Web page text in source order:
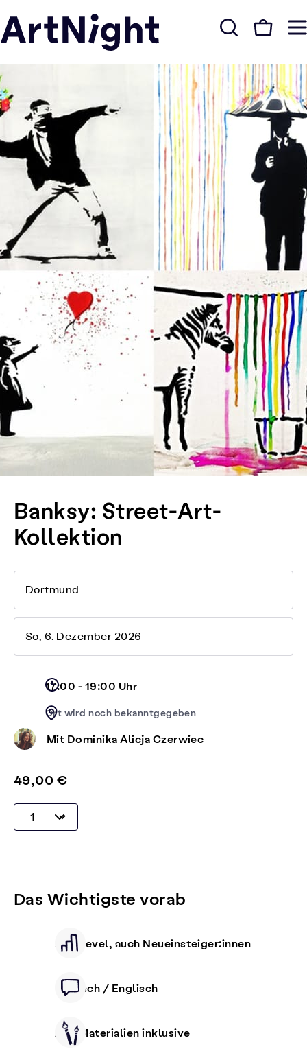
Banksy: Street-Art-
Kollektion
Dortmund
So, 6. Dezember 2026
17:00 - 19:00 Uhr
Ort wird noch bekanntgegeben
Mit Dominika Alicja Czerwiec
49,00 €
Das Wichtigste vorab
Alle Level, auch Neueinsteiger:innen
Deutsch / Englisch
Alle Materialien inklusive